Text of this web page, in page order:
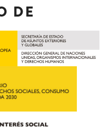
DE